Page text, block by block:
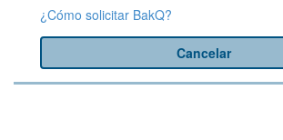
¿Cómo solicitar BakQ?